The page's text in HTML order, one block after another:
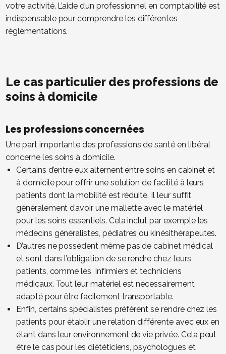
votre activité. L’aide d’un professionnel en comptabilité est
indispensable pour comprendre les différentes
réglementations.
Le cas particulier des professions de
soins à domicile
Les professions concernées
Une part importante des professions de santé en libéral
concerne les soins à domicile.
Certains d’entre eux alternent entre soins en cabinet et
à domicile pour offrir une solution de facilité à leurs
patients dont la mobilité est réduite. Il leur suffit
généralement d’avoir une mallette avec le matériel
pour les soins essentiels. Cela inclut par exemple les
médecins généralistes, pédiatres ou kinésithérapeutes.
D’autres ne possèdent même pas de cabinet médical
et sont dans l’obligation de se rendre chez leurs
patients, comme les infirmiers et techniciens
médicaux. Tout leur matériel est nécessairement
adapté pour être facilement transportable.
Enfin, certains spécialistes préfèrent se rendre chez les
patients pour établir une relation différente avec eux en
étant dans leur environnement de vie privée. Cela peut
être le cas pour les diététiciens, psychologues et